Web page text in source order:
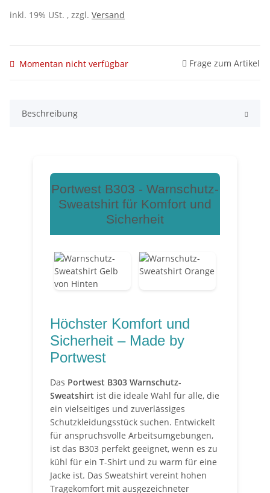
inkl. 19% USt. , zzgl. Versand
Momentan nicht verfügbar Frage zum Artikel
Beschreibung
Portwest B303 - Warnschutz-
Sweatshirt für Komfort und
Sicherheit
Höchster Komfort und
Sicherheit – Made by
Portwest
Das Portwest B303 Warnschutz-
Sweatshirt ist die ideale Wahl für alle, die
ein vielseitiges und zuverlässiges
Schutzkleidungsstück suchen. Entwickelt
für anspruchsvolle Arbeitsumgebungen,
ist das B303 perfekt geeignet, wenn es zu
kühl für ein T-Shirt und zu warm für eine
Jacke ist. Das Sweatshirt vereint hohen
Tragekomfort mit ausgezeichneter